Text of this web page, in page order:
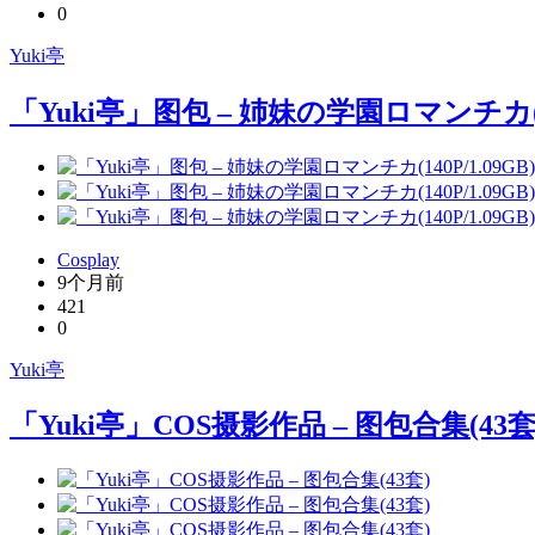
0
Yuki亭
「Yuki亭」图包 – 姉妹の学園ロマンチ
Cosplay
9个月前
421
0
Yuki亭
「Yuki亭」COS摄影作品 – 图包合集(43